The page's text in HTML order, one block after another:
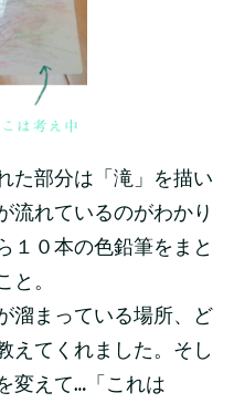
た部分は「滝」を描い
流れているのがわかり
１０本の色鉛筆をまと
。
溜まっている場所、ど
えてくれました。そし
変えて…「これは